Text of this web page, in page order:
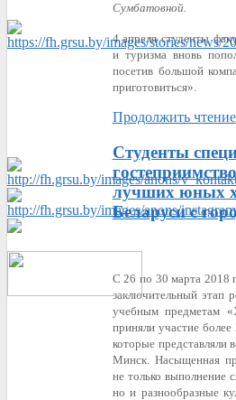
Сумбатовной.
4 апреля студенты
и туризма вновь
посетив большой
приготовиться».
Продолжить чтение
Студенты
лучших юных
Беларуси с
С 26 по 30 марта 2018
заключительный этап
учебным предметам
приняли участие
которые представляли
Минск. Насыщенная
не только выполнение
но и разнообразные